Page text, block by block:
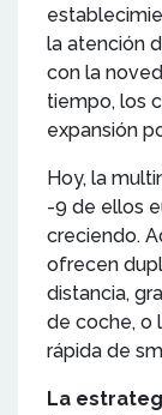
la atención
con la
tiempo, los
expansión
Hoy, la
-9 de ellos
creciendo.
ofrecen
distancia,
de coche, o
rápida de
La